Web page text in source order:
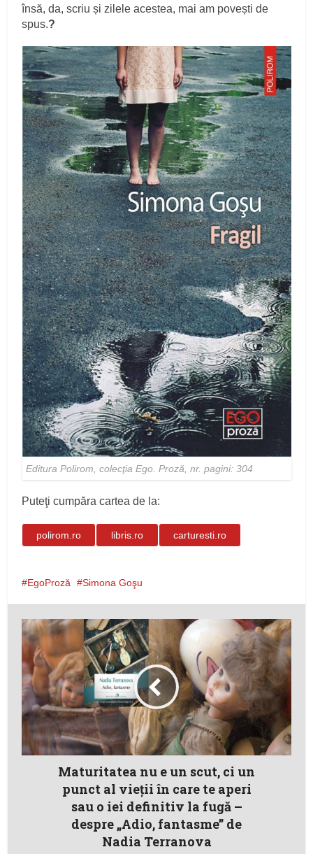
însă, da, scriu și zilele acestea, mai am povești de
spus.?
Editura Polirom, colecţia Ego. Proză, nr. pagini: 304
Puteţi cumpăra cartea de la:
polirom.ro libris.ro carturesti.ro
EgoProză Simona Goşu
Maturitatea nu e un scut, ci un
punct al vieţii în care te aperi
sau o iei definitiv la fugă –
despre „Adio, fantasme” de
Nadia Terranova